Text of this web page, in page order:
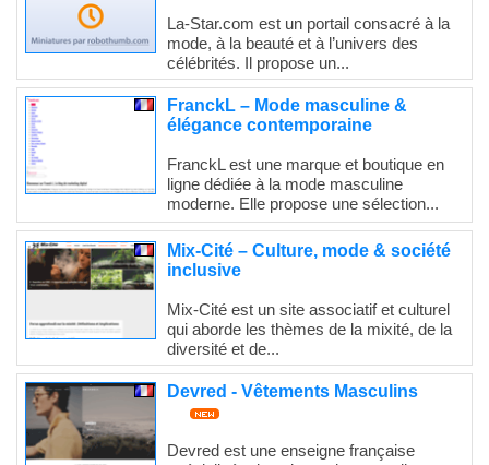
La-Star.com est un portail consacré à la
mode, à la beauté et à l’univers des
célébrités. Il propose un...
FranckL – Mode masculine &
élégance contemporaine
FranckL est une marque et boutique en
ligne dédiée à la mode masculine
moderne. Elle propose une sélection...
Mix-Cité – Culture, mode & société
inclusive
Mix-Cité est un site associatif et culturel
qui aborde les thèmes de la mixité, de la
diversité et de...
Devred - Vêtements Masculins
Devred est une enseigne française